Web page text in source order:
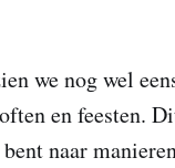
we nog wel
en feesten.
naar